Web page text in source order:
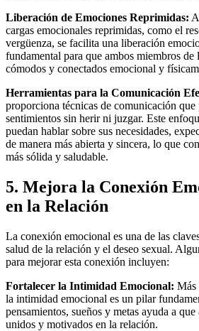
Liberación de Emociones Reprimidas:
cargas emocionales reprimidas, como el
vergüenza, se facilita una liberación
fundamental para que ambos miembros de
cómodos y conectados emocional y
Herramientas para la Comunicación
proporciona técnicas de comunicación que
sentimientos sin herir ni juzgar. Este
puedan hablar sobre sus necesidades,
de manera más abierta y sincera, lo que
más sólida y saludable.
5. Mejora la Conexión
en la Relación
La conexión emocional es una de las
salud de la relación y el deseo sexual.
para mejorar esta conexión incluyen:
Fortalecer la Intimidad Emocional: Más
la intimidad emocional es un pilar
pensamientos, sueños y metas ayuda a que
unidos y motivados en la relación.